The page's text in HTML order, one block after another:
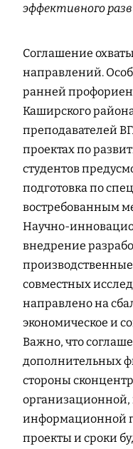
эффективного
Соглашение
направлений.
ранней
Каширского
преподавателей
проектах по
студентов
подготовка по
востребованным
Научно-
внедрение
совместных
направлено на
экономическое и
Важно, что
дополнительных
стороны
организационной,
информационной
проекты и сроки